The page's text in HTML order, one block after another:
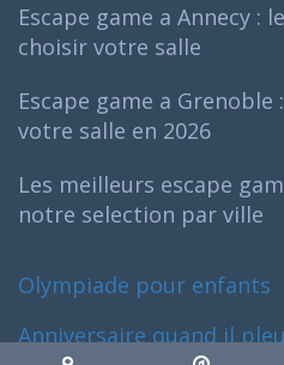
Escape game a Annecy :
choisir votre salle
Escape game a
votre salle en 2026
Les meilleurs escape
notre selection par ville
Olympiade pour enfants
Anniversaire quand il